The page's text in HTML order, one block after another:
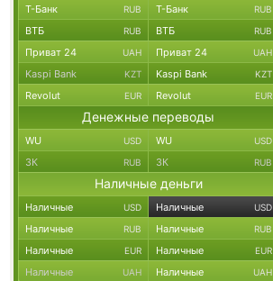
Т-Банк RUB Т-Банк RUB
ВТБ RUB ВТБ RUB
Приват 24 UAH Приват 24 UAH
Kaspi Bank KZT Kaspi Bank KZT
Revolut EUR Revolut EUR
Денежные переводы
WU USD WU USD
ЗК RUB ЗК RUB
Наличные деньги
Наличные USD Наличные USD
Наличные RUB Наличные RUB
Наличные EUR Наличные EUR
Наличные UAH Наличные UAH